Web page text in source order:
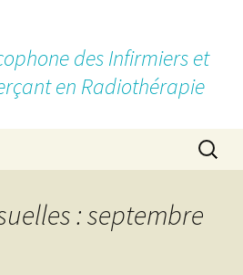
des Infirmiers et
en Radiothérapie
: septembre